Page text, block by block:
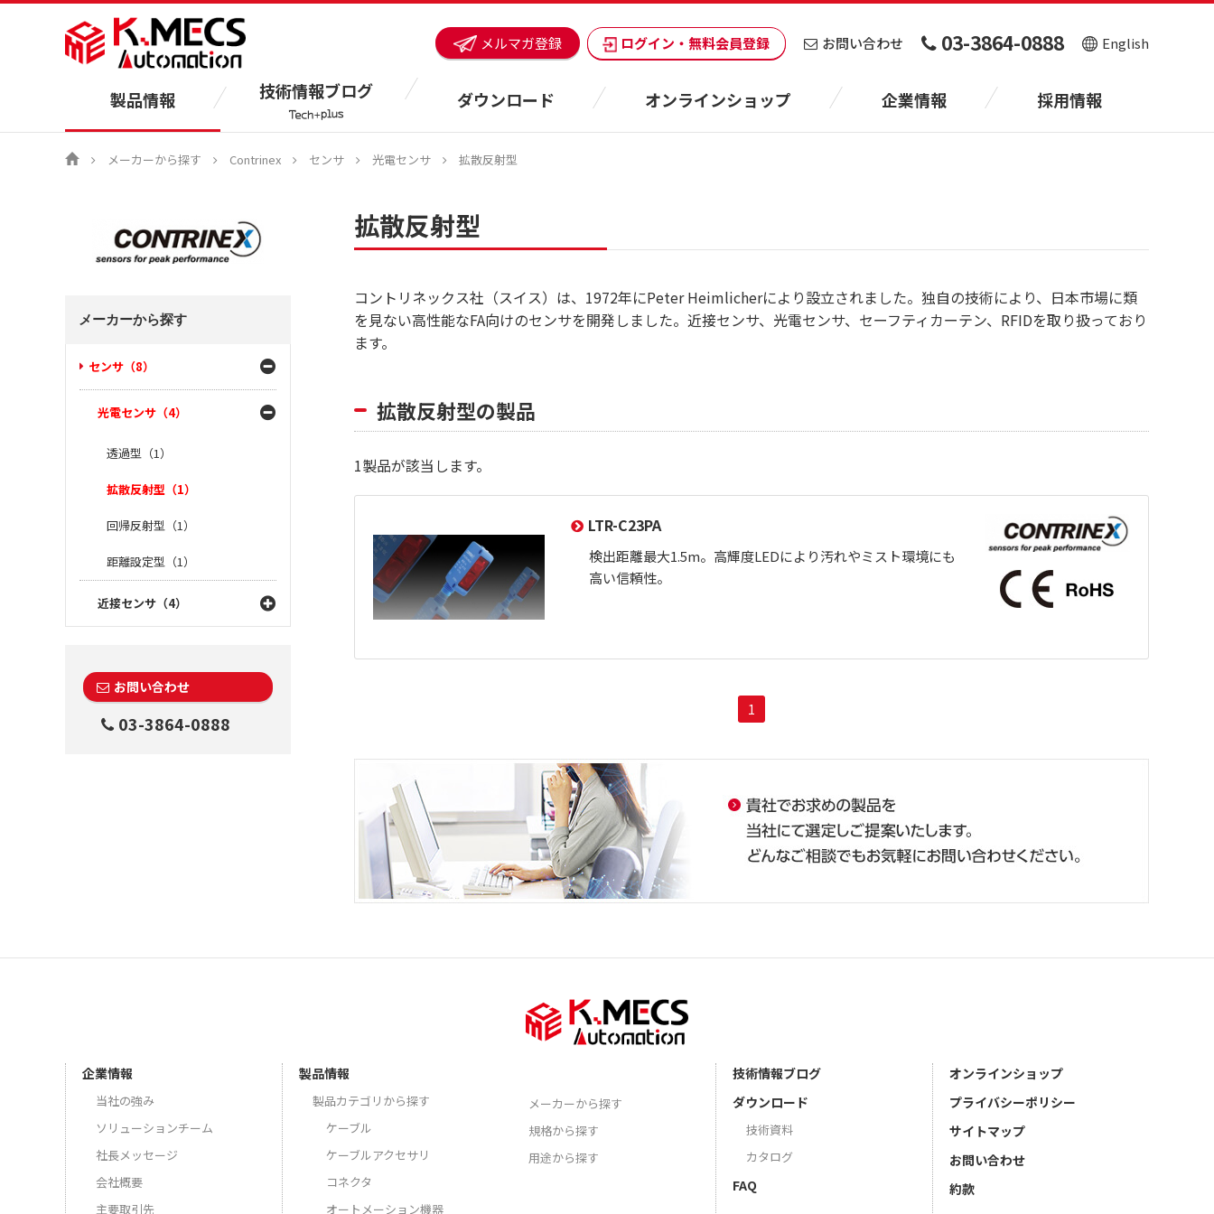
メルマガ登録 ログイン・無料会員登録 お問い合わせ 03-3864-0888 English
製品情報 技術情報ブログ ダウンロード オンラインショップ 企業情報 採用情報
メーカーから探す Contrinex センサ 光電センサ 拡散反射型
拡散反射型
コントリネックス社（スイス）は、1972年にPeter Heimlicherにより設立されました。独自の技術により、日本市場に類
を見ない高性能なFA向けのセンサを開発しました。近接センサ、光電センサ、セーフティカーテン、RFIDを取り扱っており
ます。
拡散反射型の製品
1製品が該当します。
LTR-C23PA
検出距離最大1.5m。高輝度LEDにより汚れやミスト環境にも
高い信頼性。
1
メーカーから探す
センサ（8）
光電センサ（4）
透過型（1）
拡散反射型（1）
回帰反射型（1）
距離設定型（1）
近接センサ（4）
お問い合わせ
03-3864-0888
企業情報
当社の強み
ソリューションチーム
社長メッセージ
会社概要
主要取引先
製品情報
製品カテゴリから探す
ケーブル
ケーブルアクセサリ
コネクタ
オートメーション機器
メーカーから探す
規格から探す
用途から探す
技術情報ブログ
ダウンロード
技術資料
カタログ
FAQ
オンラインショップ
プライバシーポリシー
サイトマップ
お問い合わせ
約款